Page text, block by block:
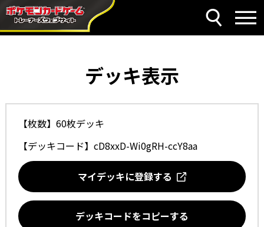
デッキ表示
【枚数】60枚デッキ
【デッキコード】 cD8xxD-Wi0gRH-ccY8aa
マイデッキに登録する
デッキコードをコピーする